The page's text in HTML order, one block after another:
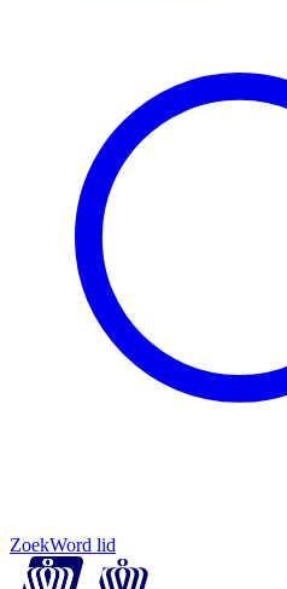
ZoekWord lid